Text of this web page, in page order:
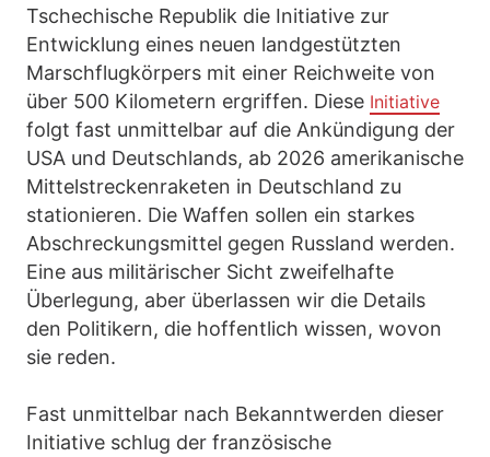
Tschechische Republik die Initiative zur
Entwicklung eines neuen landgestützten
Marschflugkörpers mit einer Reichweite von
über 500 Kilometern ergriffen. Diese Initiative
folgt fast unmittelbar auf die Ankündigung der
USA und Deutschlands, ab 2026 amerikanische
Mittelstreckenraketen in Deutschland zu
stationieren. Die Waffen sollen ein starkes
Abschreckungsmittel gegen Russland werden.
Eine aus militärischer Sicht zweifelhafte
Überlegung, aber überlassen wir die Details
den Politikern, die hoffentlich wissen, wovon
sie reden.
Fast unmittelbar nach Bekanntwerden dieser
Initiative schlug der französische